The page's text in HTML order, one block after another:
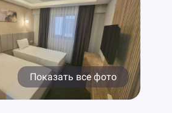
Показать все фото